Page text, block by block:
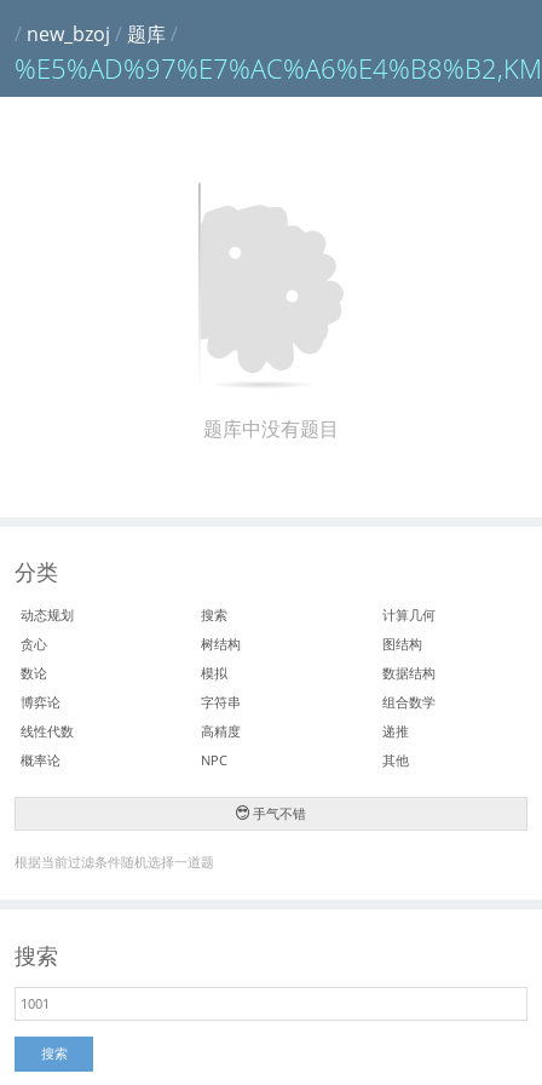
/ new_bzoj / 题库/
题库中没有题目
分类
动态规划 搜索
计算几何
贪心
树结构
图结构
数论
模拟
数据结构
博弈论
字符串
组合数学
线性代数
高精度
递推
概率论
NPC 其他
手气不错
根据当前过滤条件随机选择一道题
搜索
搜索